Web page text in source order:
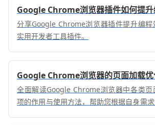
Google Chrome浏览器插件如何提
分享Google Chrome浏览器插件提升编
实用开发者工具插件。
Google Chrome浏览器的页面加载
全面解读Google Chrome浏览器中各类
项的作用与使用方法，帮助您根据自身需